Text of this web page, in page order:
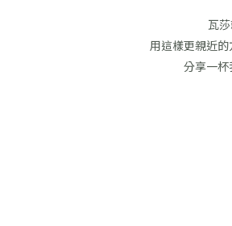
瓦
用這樣更親近
分享一